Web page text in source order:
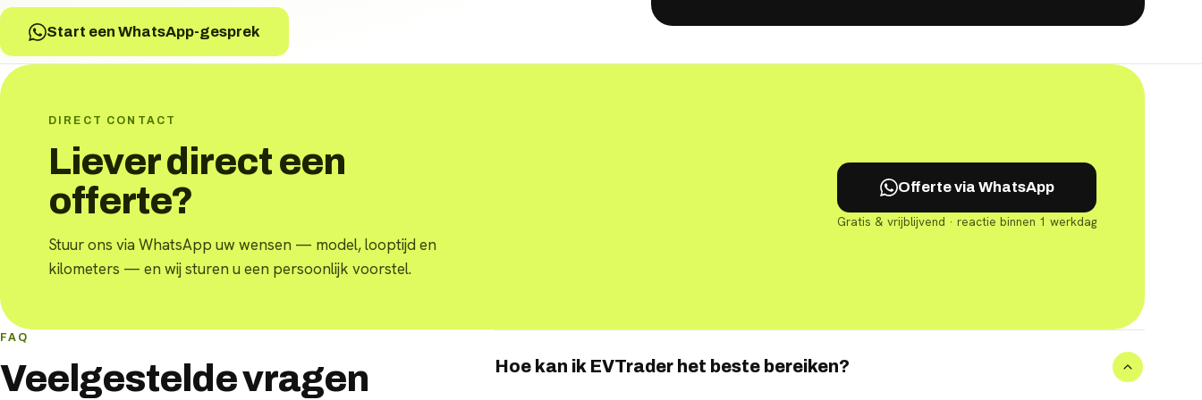
Start een WhatsApp-gesprek
DIRECT CONTACT
Liever direct een
offerte?
Stuur ons via WhatsApp uw wensen — model, looptijd en
kilometers — en wij sturen u een persoonlijk voorstel.
Offerte via WhatsApp
Gratis & vrijblijvend · reactie binnen 1 werkdag
FAQ
Veelgestelde vragen
Hoe kan ik EVTrader het beste bereiken?